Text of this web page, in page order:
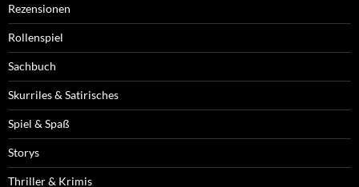
Rezensionen
Rollenspiel
Sachbuch
Skurriles & Satirisches
Spiel & Spaß
Storys
Thriller & Krimis